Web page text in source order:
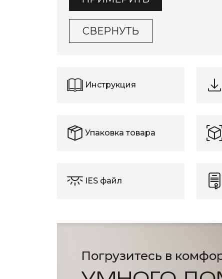
СВЕРНУТЬ
Инструкция
Упаковка товара
IES файл
Погрузитесь в